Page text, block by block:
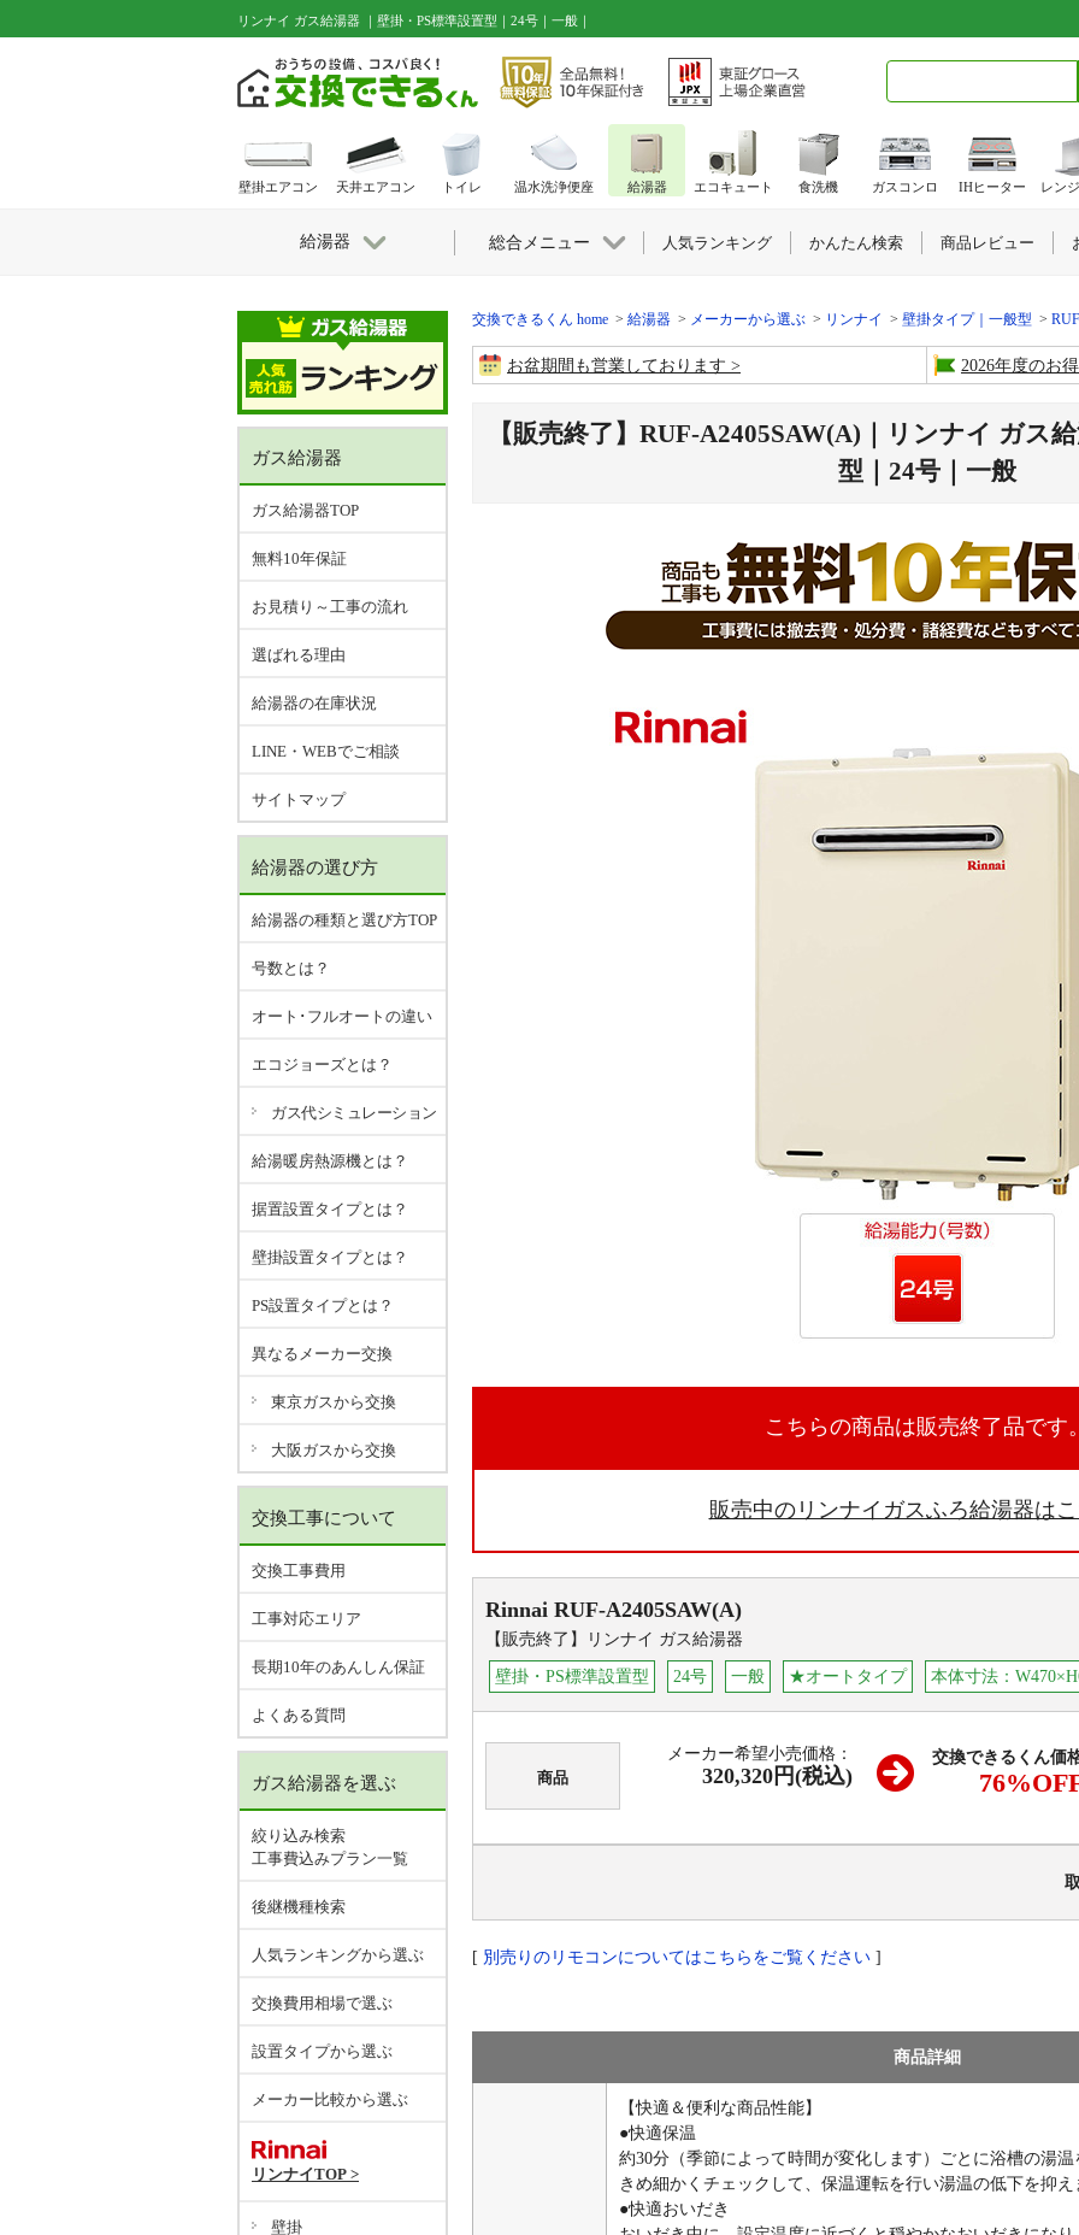
リンナイ ガス給湯器 ｜壁掛・PS標準設置型｜24号｜一般｜
交換できるくん home 給湯器 メーカーから選ぶ リンナイ 壁掛タイプ｜一般型
お盆期間も営業しております 2026年度のお
【販売終了】RUF-A2405SAW(A)｜リンナイ ガス
型｜24号｜一般
こちらの商品は販売終了品です。
販売中のリンナイガスふろ給湯器は
Rinnai RUF-A2405SAW(A)
【販売終了】リンナイ ガス給湯器
壁掛・PS標準設置型 24号 一般 ★オートタイプ 本体寸法：
商品
メーカー希望小売価格：
320,320円(税込)
交換できるくん価
76
[ 別売りのリモコンについてはこちらをご覧ください ]
商品詳細
【快適＆便利な商品性能】
●快適保温
約30分（季節によって時間が変化します）ごとに浴槽の湯温
きめ細かくチェックして、保温運転を行い湯温の低下を抑え
●快適おいだき
ガス給湯器
ガス給湯器TOP
無料10年保証
お見積り～工事の流れ
選ばれる理由
給湯器の在庫状況
LINE・WEBでご相談
サイトマップ
給湯器の選び方
給湯器の種類と選び方TOP
号数とは？
オート･フルオートの違い
エコジョーズとは？
ガス代シミュレーション
給湯暖房熱源機とは？
据置設置タイプとは？
壁掛設置タイプとは？
PS設置タイプとは？
異なるメーカー交換
東京ガスから交換
大阪ガスから交換
交換工事について
交換工事費用
工事対応エリア
長期10年のあんしん保証
よくある質問
ガス給湯器を選ぶ
絞り込み検索
工事費込みプラン一覧
後継機種検索
人気ランキングから選ぶ
交換費用相場で選ぶ
設置タイプから選ぶ
メーカー比較から選ぶ
リンナイTOP >
壁掛
壁掛エアコン 天井エアコン トイレ 温水洗浄便座 給湯器 エコキュート 食洗機 ガスコンロ IHヒーター レン
給湯器 総合メニュー 人気ランキング かんたん検索 商品レビュー